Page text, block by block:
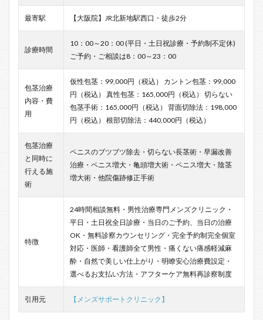
最寄駅 【大阪院】JR北新地駅西口・徒歩2分
診療時間
10：00～20：00 (平日・土日祝診療・予約制不定休)
ご予約・ご相談は8：00～23：00
包茎治療
内容・費
用
仮性包茎：99,000円（税込） カントン包茎：99,000
円（税込） 真性包茎：165,000円（税込） 切らない
包茎手術：165,000円（税込） 背面切除法：198,000
円（税込） 根部切除法：440,000円（税込）
包茎治療
と同時に
行える施
術
ペニスのブツブツ除去・切らない長茎術・早漏改善
治療・ペニス増大・亀頭増大術・ペニス増大・陰茎
増大術・他院傷跡修正手術
特徴
24時間相談無料・男性治療専門メンズクリニック・
平日・土日祝全日診療・当日のご予約、当日の治療
OK・無料診察カウンセリング・完全予約制完全個室
対応・医師・看護師全て男性・痛くない痛感軽減麻
酔・自然で美しい仕上がり・明瞭安心治療費設定・
選べるお支払い方法・アフターケア無料再診察制度
引用元 【メンズサポートクリニック】